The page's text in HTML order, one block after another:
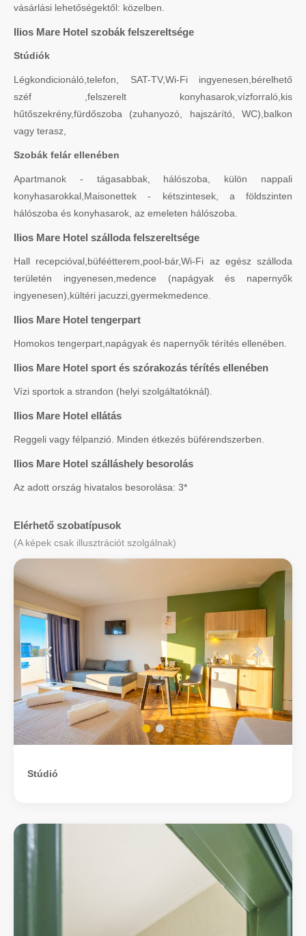
vásárlási lehetőségektől: közelben.
Ilios Mare Hotel szobák felszereltsége
Stúdiók
Légkondicionáló,telefon, SAT-TV,Wi-Fi ingyenesen,bérelhető
széf ,felszerelt konyhasarok,vízforraló,kis
hűtőszekrény,fürdőszoba (zuhanyozó, hajszárító, WC),balkon
vagy terasz,
Szobák felár ellenében
Apartmanok - tágasabbak, hálószoba, külön nappali
konyhasarokkal,Maisonettek - kétszintesek, a földszinten
hálószoba és konyhasarok, az emeleten hálószoba.
Ilios Mare Hotel szálloda felszereltsége
Hall recepcióval,büféétterem,pool-bár,Wi-Fi az egész szálloda
területén ingyenesen,medence (napágyak és napernyők
ingyenesen),kültéri jacuzzi,gyermekmedence.
Ilios Mare Hotel tengerpart
Homokos tengerpart,napágyak és napernyők térítés ellenében.
Ilios Mare Hotel sport és szórakozás térítés ellenében
Vízi sportok a strandon (helyi szolgáltatóknál).
Ilios Mare Hotel ellátás
Reggeli vagy félpanzió. Minden étkezés büférendszerben.
Ilios Mare Hotel szálláshely besorolás
Az adott ország hivatalos besorolása: 3*
Elérhető szobatípusok
(A képek csak illusztrációt szolgálnak)
Stúdió